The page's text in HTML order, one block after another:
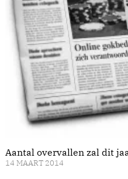
Aantal overvallen zal dit
14 MAART 2014